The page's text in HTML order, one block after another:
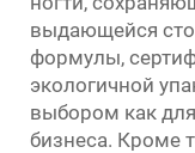
выдающейся
формулы,
экологичной
выбором как
бизнеса. Кроме